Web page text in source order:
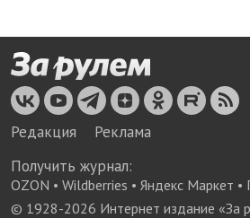
Редакция
Реклама
Получить журнал:
OZON • Wildberries • Яндекс Маркет •
© 1928-2026 Интернет издание «За